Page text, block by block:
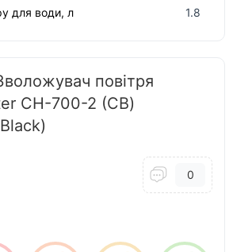
для води, л 1.8
повітря
СН-700-2 (CB)
0